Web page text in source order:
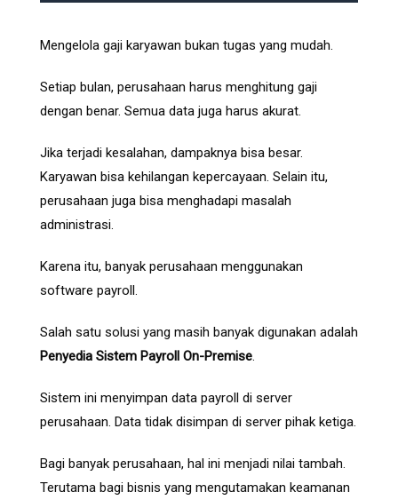
Mengelola gaji karyawan bukan tugas yang mudah.
Setiap bulan, perusahaan harus menghitung gaji
dengan benar. Semua data juga harus akurat.
Jika terjadi kesalahan, dampaknya bisa besar.
Karyawan bisa kehilangan kepercayaan. Selain itu,
perusahaan juga bisa menghadapi masalah
administrasi.
Karena itu, banyak perusahaan menggunakan
software payroll.
Salah satu solusi yang masih banyak digunakan adalah
Penyedia Sistem Payroll On-Premise.
Sistem ini menyimpan data payroll di server
perusahaan. Data tidak disimpan di server pihak ketiga.
Bagi banyak perusahaan, hal ini menjadi nilai tambah.
Terutama bagi bisnis yang mengutamakan keamanan